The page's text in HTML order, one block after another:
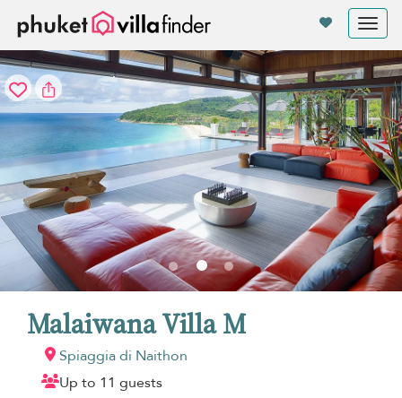
Malaiwana Villa M
Spiaggia di Naithon
Up to 11 guests
Pannello di gestione dei cookies